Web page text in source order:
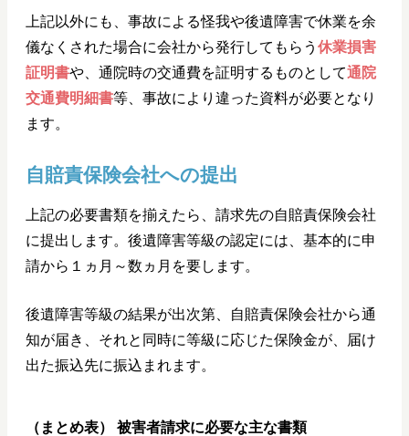
上記以外にも、事故による怪我や後遺障害で休業を余
儀なくされた場合に会社から発行してもらう 休業損害
証明書や、通院時の交通費を証明するものとして通院
交通費明細書等、事故により違った資料が必要となり
ます。
自賠責保険会社への提出
上記の必要書類を揃えたら、請求先の自賠責保険会社
に提出します。後遺障害等級の認定には、基本的に申
請から１ヵ月～数ヵ月を要します。
後遺障害等級の結果が出次第、自賠責保険会社から通
知が届き、それと同時に等級に応じた保険金が、届け
出た振込先に振込まれます。
（まとめ表） 被害者請求に必要な主な書類